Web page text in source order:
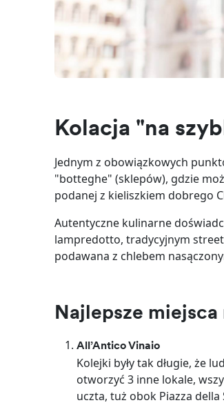
Kolacja "na
Jednym z obowiązkowych
"botteghe" (sklepów), gdzie
podanej z kieliszkiem dobrego
Autentyczne kulinarne
lampredotto, tradycyjnym street
podawana z chlebem
Najlepsze
All’Antico Vinaio
Kolejki były tak długie, że
otworzyć 3 inne lokale,
uczta, tuż obok Piazza